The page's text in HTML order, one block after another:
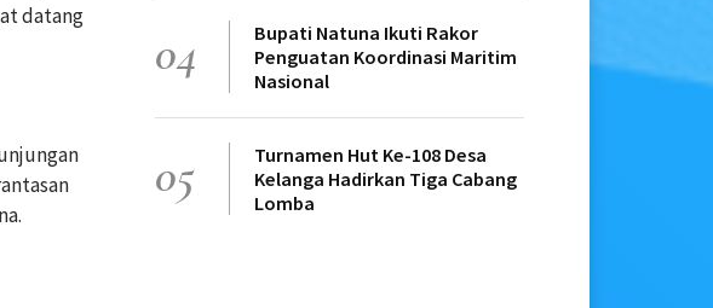
datang
04
Bupati Natuna Ikuti Rakor
Penguatan Koordinasi Maritim
Nasional
05
Turnamen Hut Ke-108 Desa
Kelanga Hadirkan Tiga Cabang
Lomba